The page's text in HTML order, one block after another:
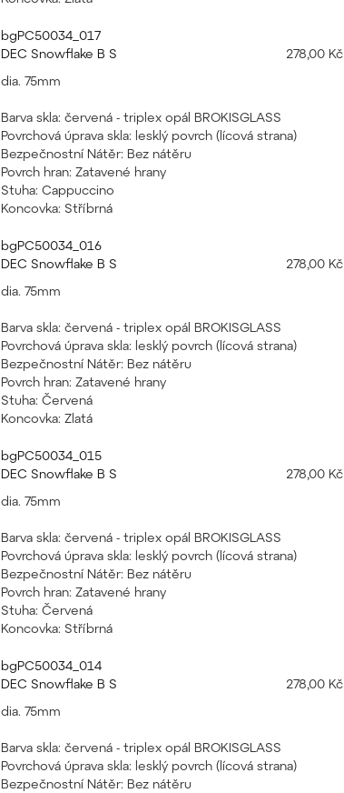
bgPC50034_017
DEC Snowflake B S
278,00 Kč
dia. 75mm
Barva skla: červená - triplex opál BROKISGLASS
Povrchová úprava skla: lesklý povrch (lícová strana)
Bezpečnostní Nátěr: Bez nátěru
Povrch hran: Zatavené hrany
Stuha: Cappuccino
Koncovka: Stříbrná
bgPC50034_016
DEC Snowflake B S
278,00 Kč
dia. 75mm
Barva skla: červená - triplex opál BROKISGLASS
Povrchová úprava skla: lesklý povrch (lícová strana)
Bezpečnostní Nátěr: Bez nátěru
Povrch hran: Zatavené hrany
Stuha: Červená
Koncovka: Zlatá
bgPC50034_015
DEC Snowflake B S
278,00 Kč
dia. 75mm
Barva skla: červená - triplex opál BROKISGLASS
Povrchová úprava skla: lesklý povrch (lícová strana)
Bezpečnostní Nátěr: Bez nátěru
Povrch hran: Zatavené hrany
Stuha: Červená
Koncovka: Stříbrná
bgPC50034_014
DEC Snowflake B S
278,00 Kč
dia. 75mm
Barva skla: červená - triplex opál BROKISGLASS
Povrchová úprava skla: lesklý povrch (lícová strana)
Bezpečnostní Nátěr: Bez nátěru